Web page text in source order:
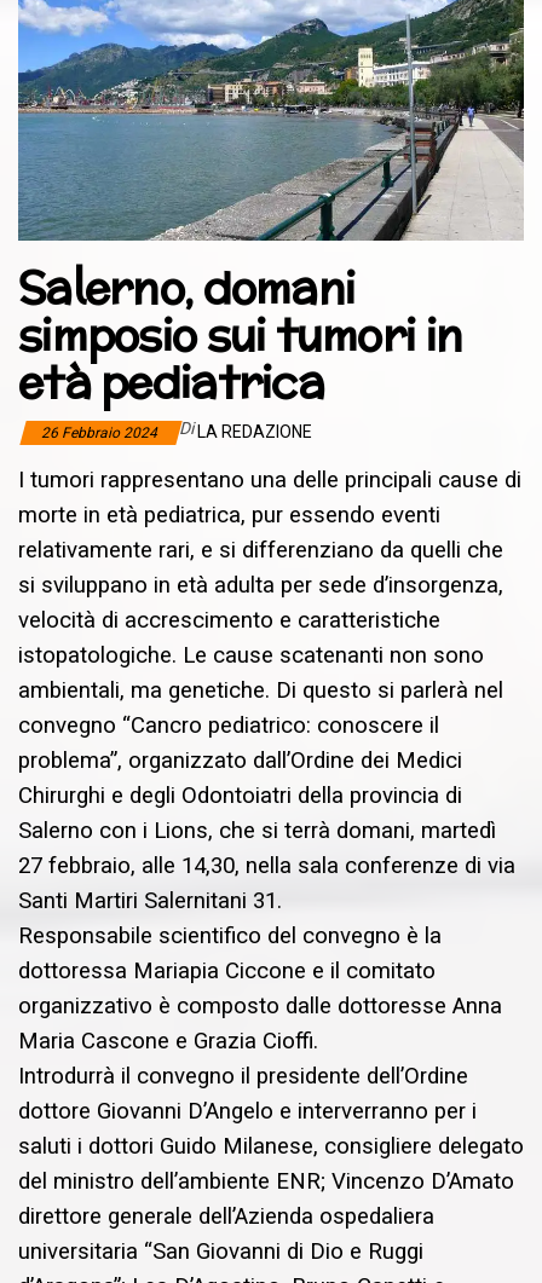
Salerno, domani
simposio sui tumori in
età pediatrica
26 Febbraio 2024 Di LA REDAZIONE
I tumori rappresentano una delle principali cause di
morte in età pediatrica, pur essendo eventi
relativamente rari, e si differenziano da quelli che
si sviluppano in età adulta per sede d’insorgenza,
velocità di accrescimento e caratteristiche
istopatologiche. Le cause scatenanti non sono
ambientali, ma genetiche. Di questo si parlerà nel
convegno “Cancro pediatrico: conoscere il
problema”, organizzato dall’Ordine dei Medici
Chirurghi e degli Odontoiatri della provincia di
Salerno con i Lions, che si terrà domani, martedì
27 febbraio, alle 14,30, nella sala conferenze di via
Santi Martiri Salernitani 31.
Responsabile scientifico del convegno è la
dottoressa Mariapia Ciccone e il comitato
organizzativo è composto dalle dottoresse Anna
Maria Cascone e Grazia Cioffi.
Introdurrà il convegno il presidente dell’Ordine
dottore Giovanni D’Angelo e interverranno per i
saluti i dottori Guido Milanese, consigliere delegato
del ministro dell’ambiente ENR; Vincenzo D’Amato
direttore generale dell’Azienda ospedaliera
universitaria “San Giovanni di Dio e Ruggi